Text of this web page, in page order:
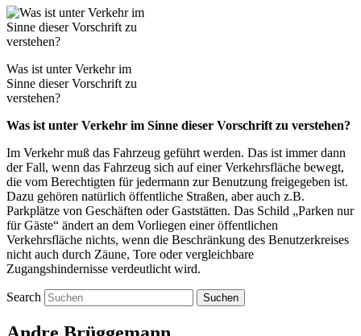
Was ist unter Verkehr im
Sinne dieser Vorschrift zu
verstehen?
Was ist unter Verkehr im Sinne dieser Vorschrift zu verstehen?
Im Verkehr muß das Fahrzeug geführt werden. Das ist immer dann
der Fall, wenn das Fahrzeug sich auf einer Verkehrsfläche bewegt,
die vom Berechtigten für jedermann zur Benutzung freigegeben ist.
Dazu gehören natürlich öffentliche Straßen, aber auch z.B.
Parkplätze von Geschäften oder Gaststätten. Das Schild „Parken nur
für Gäste“ ändert an dem Vorliegen einer öffentlichen
Verkehrsfläche nichts, wenn die Beschränkung des Benutzerkreises
nicht auch durch Zäune, Tore oder vergleichbare
Zugangshindernisse verdeutlicht wird.
Search